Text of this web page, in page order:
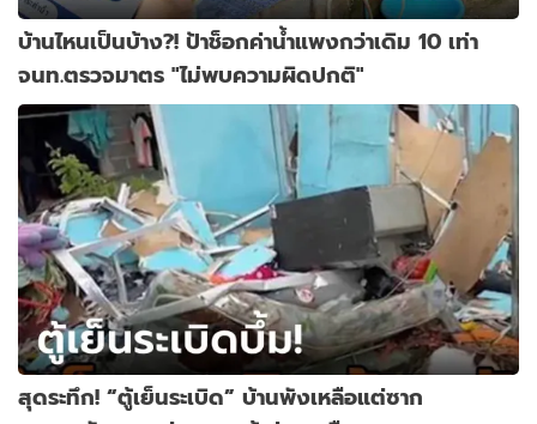
บ้านไหนเป็นบ้าง?! ป้าช็อกค่าน้ำแพงกว่าเดิม 10 เท่า
จนท.ตรวจมาตร "ไม่พบความผิดปกติ"
สุดระทึก! “ตู้เย็นระเบิด” บ้านพังเหลือแต่ซาก